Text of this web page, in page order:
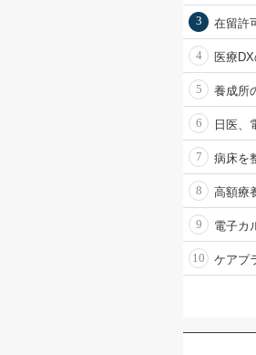
3 在留許
4 医療
5 養成所
6 日医、
7 病床を
8 高額療
9 電子カ
10 ケアプ